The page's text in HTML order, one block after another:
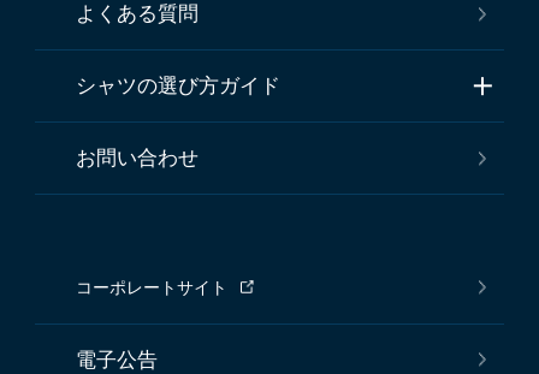
よくある質問
シャツの選び方ガイド
お問い合わせ
コーポレートサイト
電子公告